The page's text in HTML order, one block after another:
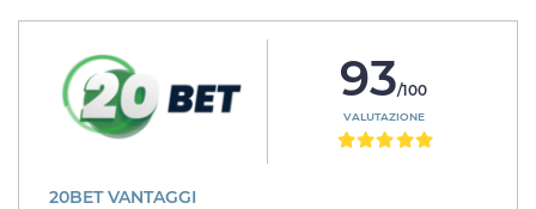
93/100
VALUTAZIONE
20BET VANTAGGI